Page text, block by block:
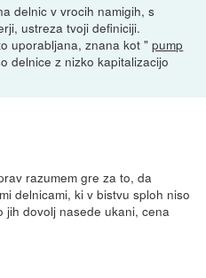
delnic v vrocih namigih, s
ustreza tvoji definiciji.
uporabljana, znana kot "pump
delnice z nizko kapitalizacijo
razumem gre za to, da
delnicami, ki v bistvu sploh niso
jih dovolj nasede ukani, cena